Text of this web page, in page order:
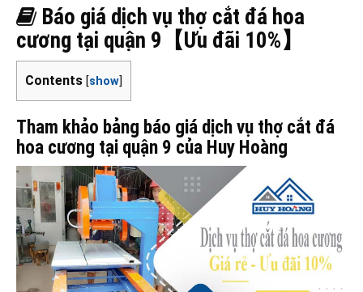
Báo giá dịch vụ thợ cắt đá hoa
cương tại quận 9【Ưu đãi 10%】
Contents [show]
Tham khảo bảng báo giá dịch vụ thợ cắt đá
hoa cương tại quận 9 của Huy Hoàng